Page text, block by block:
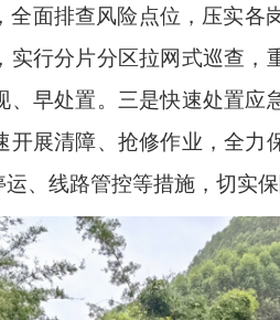
面排查风险点位，压实各
行分片分区拉网式巡查，
早处置。三是快速处置
展清障、抢修作业，全力
、线路管控等措施，切实